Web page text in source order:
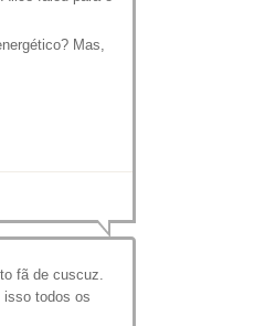
Mas,
fã de cuscuz.
isso todos os